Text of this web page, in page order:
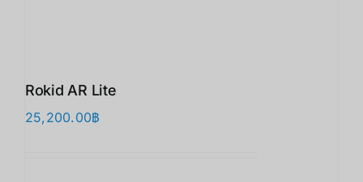
Rokid AR Lite
25,200.00฿